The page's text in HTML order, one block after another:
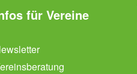
für Vereine